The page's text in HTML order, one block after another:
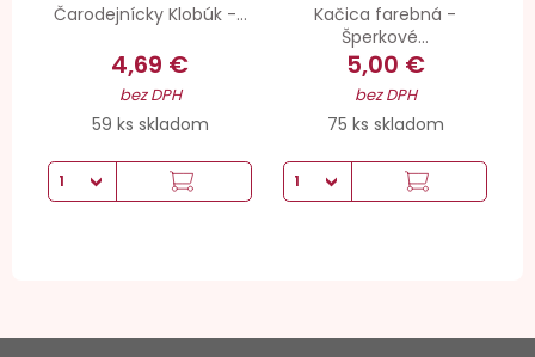
Čarodejnícky Klobúk -...
4,69 €
bez DPH
59 ks skladom
Kačica farebná -
Šperkové...
5,00 €
bez DPH
75 ks skladom